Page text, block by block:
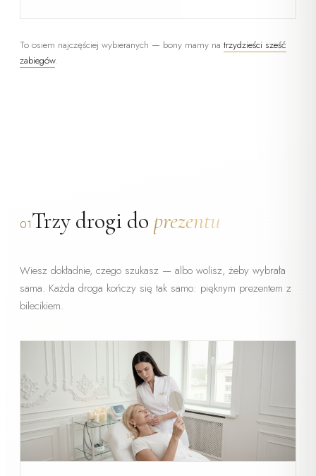
To osiem najczęściej wybieranych — bony mamy na trzydzieści sześć
zabiegów.
01Trzy drogi do prezentu
Wiesz dokładnie, czego szukasz — albo wolisz, żeby wybrała
sama. Każda droga kończy się tak samo: pięknym prezentem z
bilecikiem.